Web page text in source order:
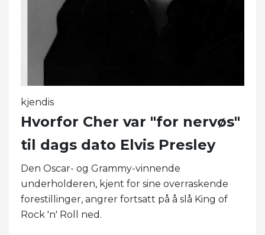
kjendis
Hvorfor Cher var "for nervøs"
til dags dato Elvis Presley
Den Oscar- og Grammy-vinnende
underholderen, kjent for sine overraskende
forestillinger, angrer fortsatt på å slå King of
Rock 'n' Roll ned.